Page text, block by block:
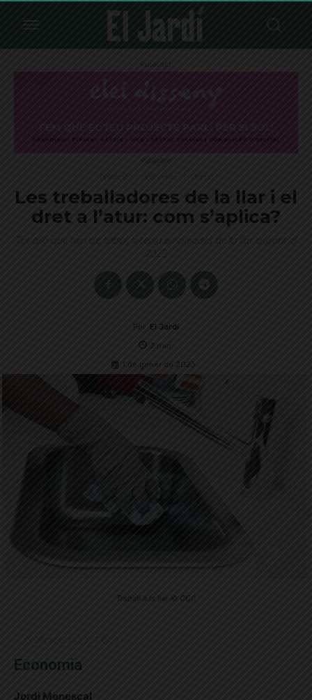
Publicitat
Publicitat
Les treballadores de la llar i el
dret a l’atur: com s’aplica?
Tot allò que heu de saber si teniu empleades de la llar durant el
2023
Per El Jardí
2 min.
1 de gener de 2023
Treball a la llar © CC0
Economia
Jordi Menescal